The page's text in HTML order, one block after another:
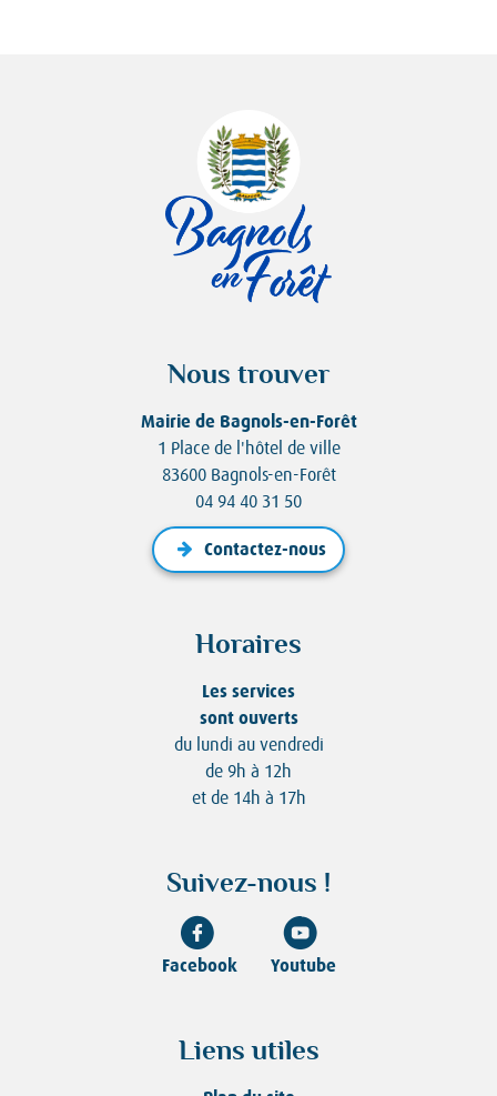
Nous trouver
Mairie de Bagnols-en-Forêt
1 Place de l'hôtel de ville
83600 Bagnols-en-Forêt
04 94 40 31 50
Contactez-nous
Horaires
Les services
sont ouverts
du lundi au vendredi
de 9h à 12h
et de 14h à 17h
Suivez-nous !
Facebook Youtube
Liens utiles